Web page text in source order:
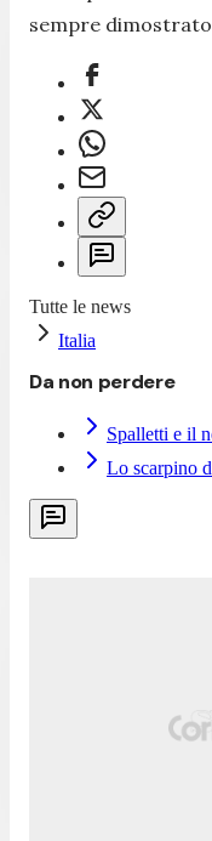
sempre
Tutte le news
Italia
Da non perdere
Spalletti e il
Lo scarpino